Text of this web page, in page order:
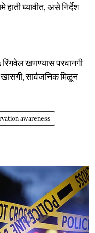
हाती घ्यावीत, असे निर्देश
खणण्यास परवानगी
सार्वजनिक मिळून
awareness